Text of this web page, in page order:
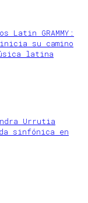
Latin GRAMMY:
su camino
latina
Urrutia
sinfónica en